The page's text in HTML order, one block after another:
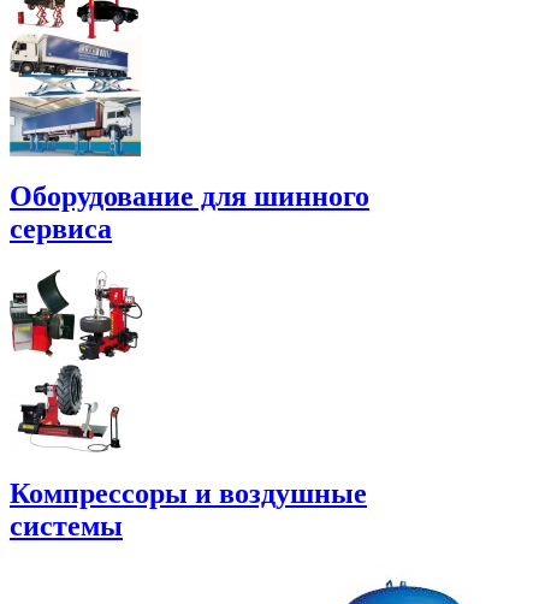
Оборудование для шинного
сервиса
Компрессоры и воздушные
системы